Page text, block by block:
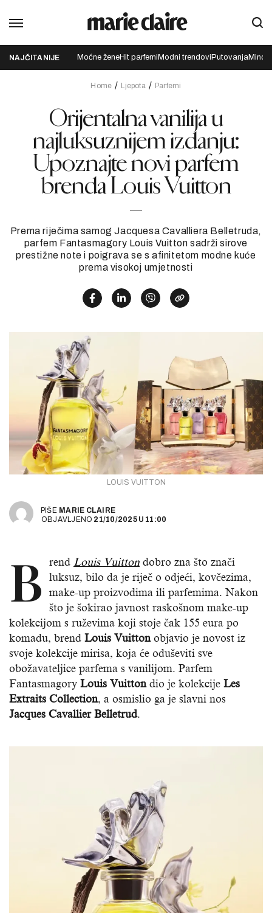
NAJČITANIJE Moćne ženeHit parfemi Modni trendovi Putovanja
Home Ljepota Parfemi
Orijentalna vanilija u
najluksuznijem izdanju:
Upoznajte novi parfem
brenda Louis Vuitton
Prema riječima samog Jacquesa Cavalliera Belletruda,
parfem Fantasmagory Louis Vuitton sadrži sirove
prestižne note i poigrava se s afinitetom modne kuće
prema visokoj umjetnosti
LOUIS VUITTON
PIŠE MARIE CLAIRE
OBJAVLJENO 21/10/2025 U 11:00
B rend Louis Vuitton dobro zna što znači
luksuz, bilo da je riječ o odjeći, kovčezima,
make-up proizvodima ili parfemima. Nakon
što je šokirao javnost raskošnom make-up
kolekcijom s ruževima koji stoje čak 155 eura po
komadu, brend Louis Vuittonobjavio je novost iz
svoje kolekcije mirisa, koja će oduševiti sve
obožavateljice parfema s vanilijom. Parfem
Fantasmagory Louis Vuittondio je kolekcije Les
Extraits Collection, a osmislio ga je slavni nos
Jacques Cavallier Belletrud.